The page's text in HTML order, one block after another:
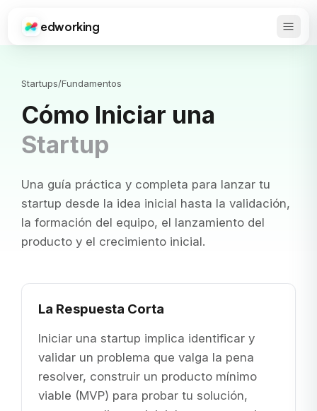
Edworking
edworking Abrir
Startups/Fundamentos
Cómo Iniciar una
Startup
Una guía práctica y completa para lanzar tu
startup desde la idea inicial hasta la validación,
la formación del equipo, el lanzamiento del
producto y el crecimiento inicial.
La Respuesta Corta
Iniciar una startup implica identificar y
validar un problema que valga la pena
resolver, construir un producto mínimo
viable (MVP) para probar tu solución,